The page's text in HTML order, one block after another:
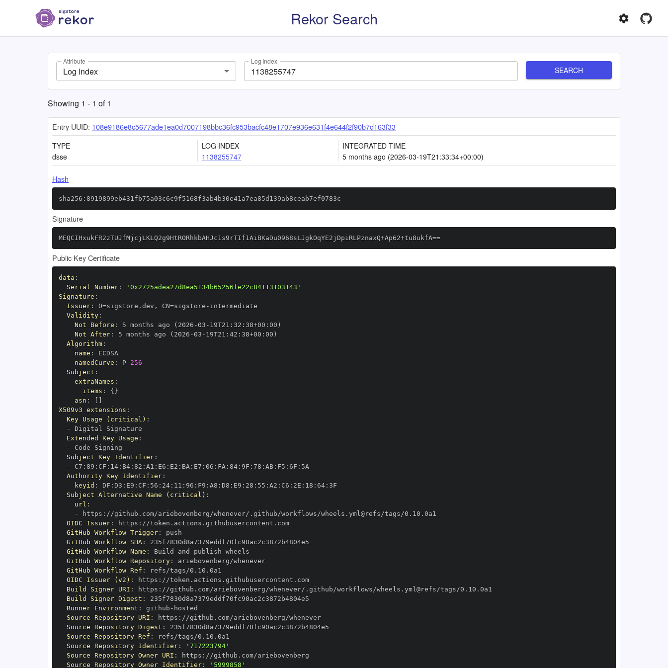
Rekor Search
Attribute
Log Index
Log Index
SEARCH
Showing 1 - 1 of1
Entry UUID: 108e9186e8c5677ade1ea0d7007198bbc36fc953bacfc48e1707e936e631f4e644f2f90b7d163f33
TYPE
dsse
LOG INDEX
1138255747
INTEGRATED TIME
5 months ago (2026-03-19T21:33:34+00:00)
Hash
sha256:8919899eb431fb75a03c6c9f5168f3ab4b30e41a7ea85d139ab8ceab7ef0783c
Signature
MEQCIHxukFR2zTUJfMjcjLKLQ2g9HtRORhkbAHJc1s9rTIf1AiBKaDu0968sLJgkOqYE2jDpiRLPznaxQ+Ap62+tu8ukfA==
Public Key Certificate
data :
Serial Number:
'0x2725adea27d8ea5134b65256fe22c84113103143'
Signature :
Issuer: O=sigstore.dev , CN=sigstore -
Validity:
Not Before : 5 months ago (2026 -03 - 19T21 : 32 : 38+00 :
Not After: 5 months ago (2026 -03 - 19T21 : 42 : 38+00 :
Algorithm:
name :
namedCurve : P- 256
Subject :
extraNames :
items : { }
asn :
X509v3 extensions :
Key Usage (critical) :
-
Extended Key Usage :
-
Subject Key Identifier:
-
C7 : 89 : CF : 14: B4: 82 : A1 : E6 : E2 : BA : E7 : 06 : FA : 84: 9F : 78 : AB: F5 : 6F :
Authority Key Identifier:
keyid : DF : D3 : E9 : CF : 56 : 24: 11 : 96 : F9 : A8 : D8 : E9 : 28 : 55 : A2 : C6 : 2E : 18 : 64:
Subject Alternative Name (critical) :
url :
-
https :
OIDC Issuer: https :
//token.actions.githubusercontent.com
GitHub Workflow Trigger:
GitHub Workflow SHA:
GitHub Workflow Name :
GitHub Workflow Repository:
ariebovenberg/whenever
GitHub Workflow Ref :
OIDC Issuer (v2) : https :
//token.actions.githubusercontent.com
Build Signer URI : https :
Build Signer Digest :
Runner Environment : github -
Source Repository URI : https :
//github.com/ariebovenberg/whenever
Source Repository Digest :
Source Repository Ref :
Source Repository Identifier:
'717223794'
Source Repository Owner URI : https :
Source Repository Owner Identifier: '5999858'